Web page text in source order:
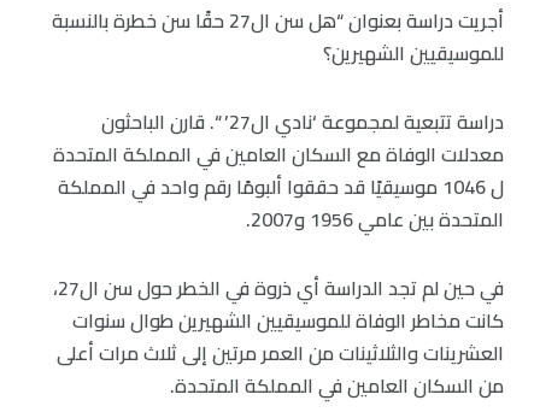
أجريت دراسة بعنوان “هل سن ال27 حقًا سن خطرة بالنسبة
للموسيقيين الشهيرين؟
دراسة تتبعية لمجموعة ‘نادي ال27’ “. قارن الباحثون
معدلات الوفاة مع السكان العامين في المملكة المتحدة
ل 1046 موسيقيًا قد حققوا ألبومًا رقم واحد في المملكة
المتحدة بين عامي 1956 و2007.
في حين لم تجد الدراسة أي ذروة في الخطر حول سن ال27،
كانت مخاطر الوفاة للموسيقيين الشهيرين طوال سنوات
العشرينات والثلاثينات من العمر مرتين إلى ثلاث مرات أعلى
من السكان العامين في المملكة المتحدة.